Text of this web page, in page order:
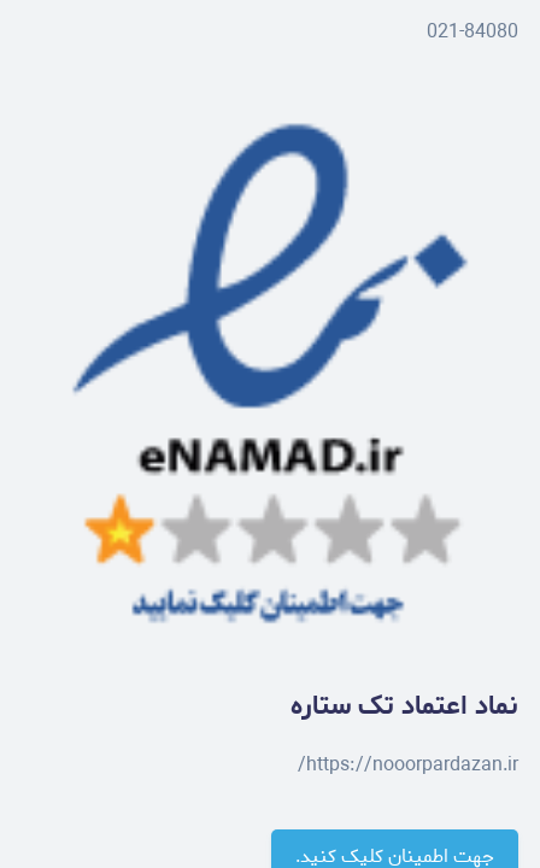
021-84080
نماد اعتماد تک ستاره
https://nooorpardazan.ir/
جهت اطمینان کلیک کنید.